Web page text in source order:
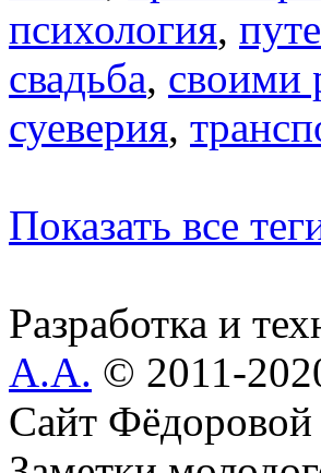
психология,
свадьба, своими
суеверия,
Показать все
Разработка и
А.А. © 2011-
Сайт